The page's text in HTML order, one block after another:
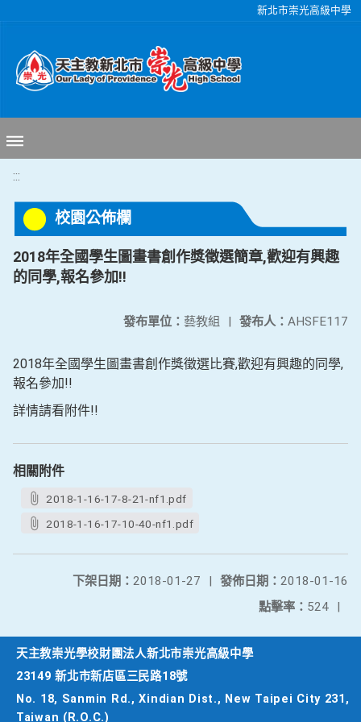
新北市崇光高級中學
:::
校園公佈欄
2018年全國學生圖畫書創作獎徵選簡章,歡迎有興趣
的同學,報名參加!!
發布人： AHSFE117
發布單位： 藝教組 |
2018年全國學生圖畫書創作獎徵選比賽,歡迎有興趣的同學,
報名參加!!
詳情請看附件!!
相關附件
2018-1-16-17-8-21-nf1.pdf
2018-1-16-17-10-40-nf1.pdf
發佈日期： 2018-01-16
下架日期： 2018-01-27
|
點擊率： 524 |
天主教崇光學校財團法人新北市崇光高級中學
23149 新北市新店區三民路18號
No. 18, Sanmin Rd., Xindian Dist., New Taipei City 231,
Taiwan (R.O.C.)